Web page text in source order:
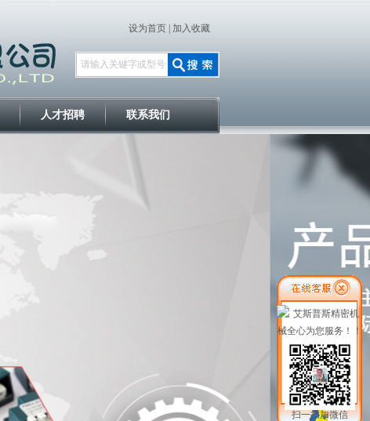
设为首页| 加入收藏
人才招聘 联系我们
扫一扫加微信